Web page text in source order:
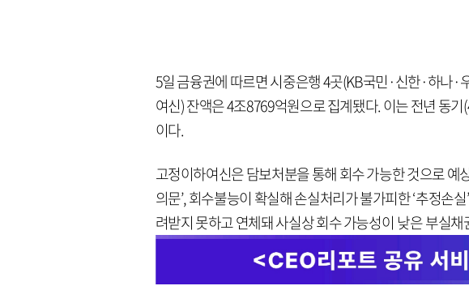
5일 금융권에 따르면 시중은행 4곳(KB국민·신한·하나·
여신) 잔액은 4조8769억원으로 집계됐다. 이는 전년 동
이다.
고정이하여신은 담보처분을 통해 회수 가능한 것으로 예
의문’, 회수불능이 확실해 손실처리가 불가피한 ‘추정손
려받지 못하고 연체돼 사실상 회수 가능성이 낮은 부실